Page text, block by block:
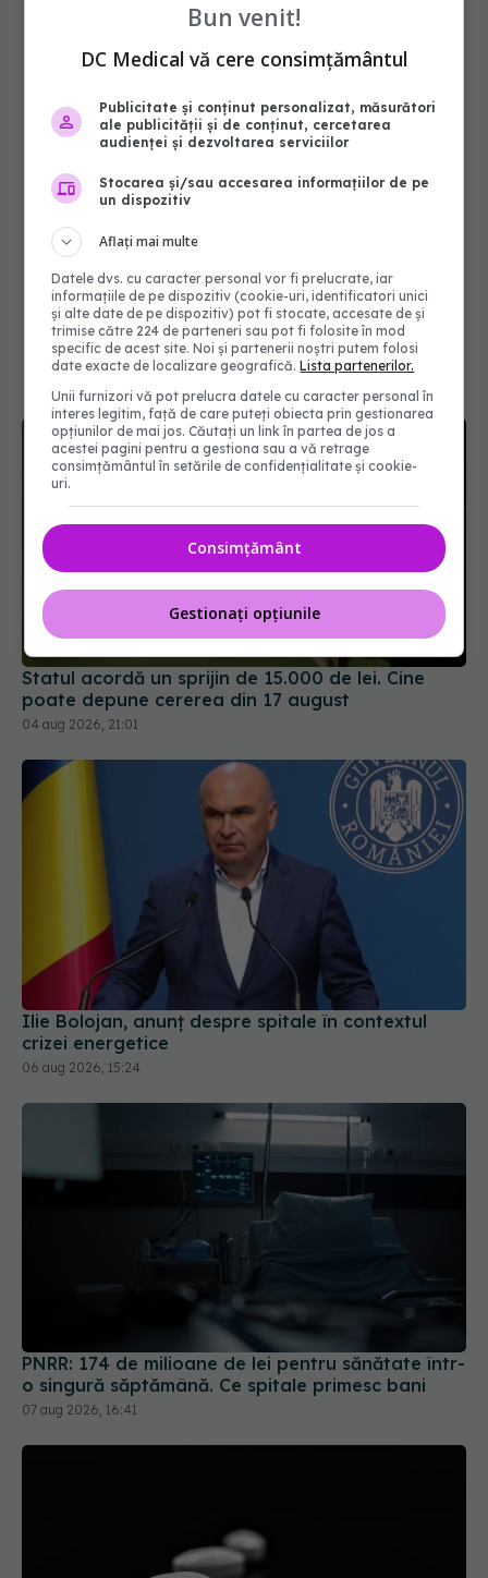
Statul acordă un sprijin de 15.000 de lei. Cine
poate depune cererea din 17 august
04 aug 2026, 21:01
Ilie Bolojan, anunț despre spitale în contextul
crizei energetice
06 aug 2026, 15:24
PNRR: 174 de milioane de lei pentru sănătate într-
o singură săptămână. Ce spitale primesc bani
Bun venit!
DC Medical vă cere consimțământul
Publicitate și conținut personalizat, măsurători
ale publicității și de conținut, cercetarea
audienței și dezvoltarea serviciilor
Stocarea și/sau accesarea informațiilor de pe
un dispozitiv
Aflați mai multe
Datele dvs. cu caracter personal vor fi prelucrate, iar
informațiile de pe dispozitiv (cookie-uri, identificatori unici
și alte date de pe dispozitiv) pot fi stocate, accesate de și
trimise către 224 de parteneri sau pot fi folosite în mod
specific de acest site. Noi și partenerii noștri putem folosi
date exacte de localizare geografică.Lista partenerilor.
Unii furnizori vă pot prelucra datele cu caracter personal în
interes legitim, față de care puteți obiecta prin gestionarea
opțiunilor de mai jos. Căutați un link în partea de jos a
acestei pagini pentru a gestiona sau a vă retrage
consimțământul în setările de confidențialitate și cookie-
uri.
Consimțământ
Gestionați opțiunile